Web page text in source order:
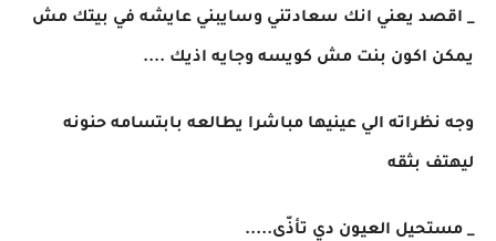
_ اقصد يعني انك سعادتني وسايبني عايشه في بيتك مش
يمكن اكون بنت مش كويسه وجايه اذيك ....
وجه نظراته الي عينيها مباشرا يطالعه بابتسامه حنونه
ليهتف بثقه
_ مستحيل العيون دي تأذّى.....